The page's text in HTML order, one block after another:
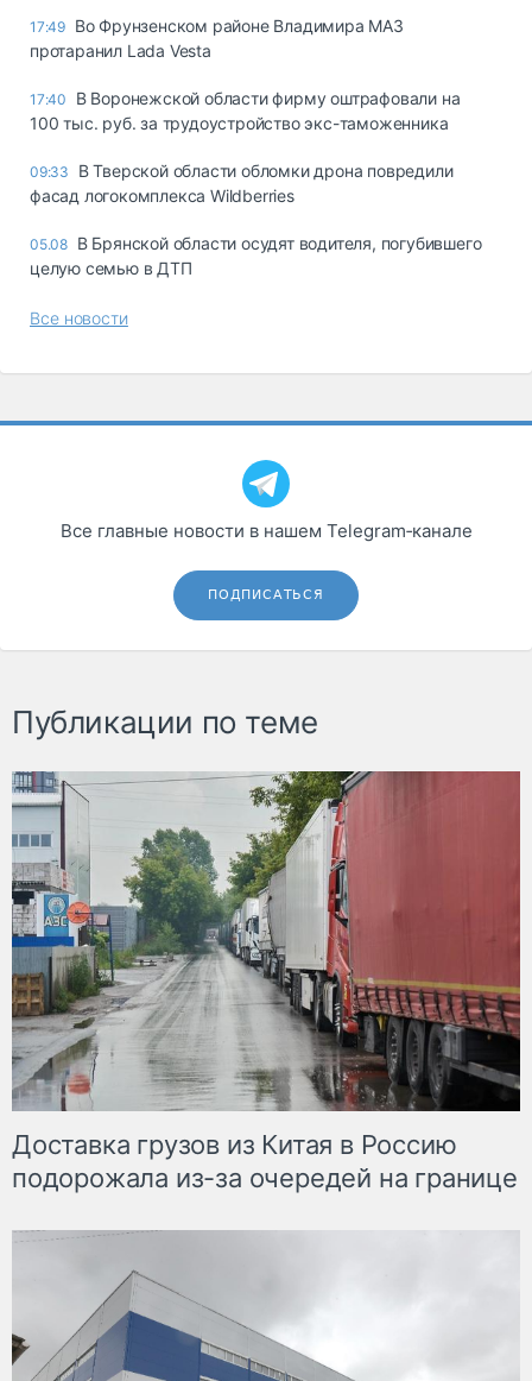
17:49 Во Фрунзенском районе Владимира МАЗ
протаранил Lada Vesta
17:40
В Воронежской области фирму оштрафовали на
100 тыс. руб. за трудоустройство экс-таможенника
09:33
В Тверской области обломки дрона повредили
фасад логокомплекса Wildberries
05.08 В Брянской области осудят водителя, погубившего
целую семью в ДТП
Все новости
Все главные новости в нашем Telegram‑канале
ПОДПИСАТЬСЯ
Публикации по теме
Доставка грузов из Китая в Россию
подорожала из-за очередей на границе